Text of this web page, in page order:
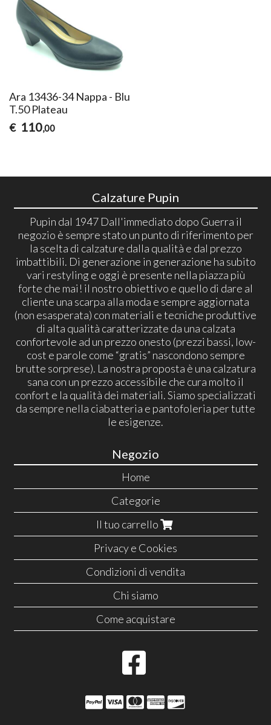
Ara 13436-34 Nappa - Blu
T.50 Plateau
€ 110,00
Calzature Pupin
Pupin dal 1947 Dall'immediato dopo Guerra il
negozio è sempre stato un punto di riferimento per
la scelta di calzature dalla qualità e dal prezzo
imbattibili. Di generazione in generazione ha subito
vari restyling e oggi è presente nella piazza più
forte che mai! il nostro obiettivo e quello di dare al
cliente una scarpa alla moda e sempre aggiornata
(non esasperata) con materiali e tecniche produttive
di alta qualità caratterizzate da una calzata
confortevole ad un prezzo onesto (prezzi bassi, low-
cost e parole come “gratis” nascondono sempre
brutte sorprese). La nostra proposta è una calzatura
sana con un prezzo accessibile che cura molto il
confort e la qualità dei materiali. Siamo specializzati
da sempre nella ciabatteria e pantofoleria per tutte
le esigenze.
Negozio
Home
Categorie
Il tuo carrello
Privacy e Cookies
Condizioni di vendita
Chi siamo
Come acquistare